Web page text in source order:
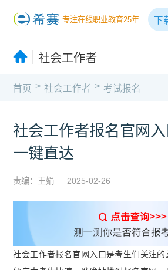
专注在线职业教育25年 下
社会工作者
首页 > 社会工作者 > 考试报名
社会工作者报名官网入
一键直达
责编：王娟 2025-02-26
社会工作者报名官网入口是考生们关注